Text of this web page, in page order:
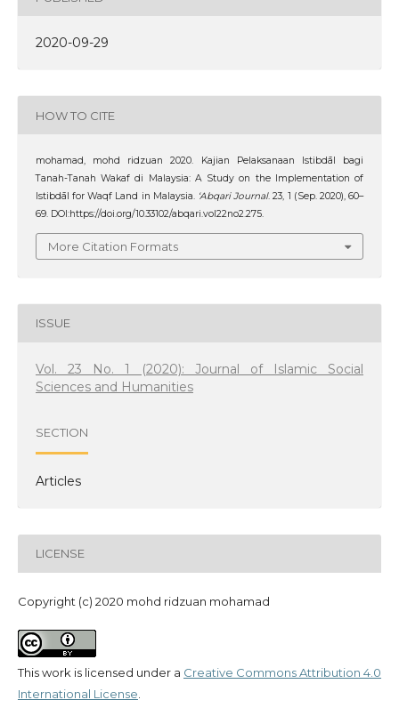
2020-09-29
HOW TO CITE
mohamad, mohd ridzuan 2020. Kajian Pelaksanaan Istibdāl bagi
Tanah-Tanah Wakaf di Malaysia: A Study on the Implementation of
Istibdāl for Waqf Land in Malaysia. ‘Abqari Journal. 23, 1 (Sep. 2020), 60–
69. DOI:https://doi.org/10.33102/abqari.vol22no2.275.
More Citation Formats
ISSUE
Vol. 23 No. 1 (2020): Journal of Islamic Social
Sciences and Humanities
SECTION
Articles
LICENSE
Copyright (c) 2020 mohd ridzuan mohamad
This work is licensed under a Creative Commons Attribution 4.0
International License